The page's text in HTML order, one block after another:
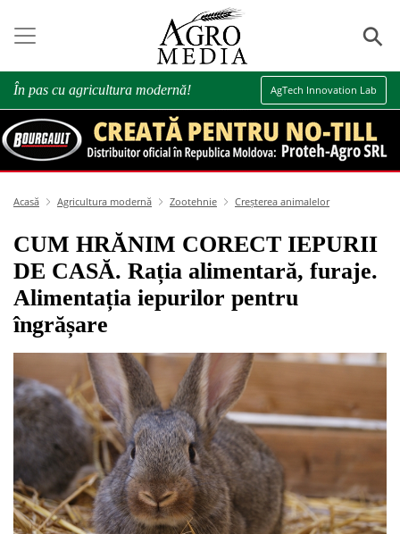
⚲
În pas cu agricultura modernă! AgTech Innovation Lab
Acasă Agricultura modernă Zootehnie Creșterea animalelor
CUM HRĂNIM CORECT IEPURII
DE CASĂ. Rația alimentară, furaje.
Alimentația iepurilor pentru
îngrășare